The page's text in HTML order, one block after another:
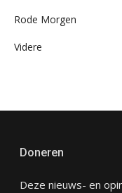
Rode Morgen
Videre
Doneren
Deze nieuws- en